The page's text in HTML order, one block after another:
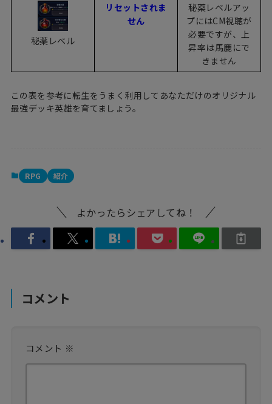
秘薬レベル
リセットされま
せん
秘薬レベルアッ
プにはCM視聴が
必要ですが、上
昇率は馬鹿にで
きません
この表を参考に転生をうまく利用してあなただけのオリジナル
最強デッキ英雄を育てましょう。
RPG 紹介
よかったらシェアしてね！
コメント
コメント ※